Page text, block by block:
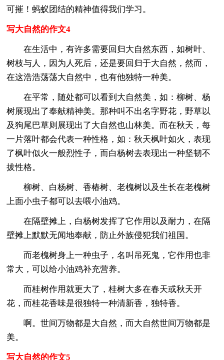
可摧！蚂蚁团结的精神值得我们学习。
写大自然的作文4
在生活中，有许多需要回归大自然东西，如树叶、
树枝与人，因为人死后，还是要回归于大自然，然而，
在这浩浩荡荡大自然中，也有他独特一种美。
在平常，随处都可以看到大自然美，如：柳树、杨
树展现出了奉献精神美。那种叫不出名字野花，野草以
及狗尾巴草则展现出了大自然也山林美。而在秋天，每
一片落叶都会代表一种性格，如：秋天枫叶如火，表现
了枫叶似火一般烈性子，而白杨树去表现出一种坚韧不
拔性格。
柳树、白杨树、香椿树、老槐树以及生长在老槐树
上面小虫子都可以去喂小油鸡。
在隔壁摊上，白杨树发挥了它作用以及耐力，在隔
壁摊上默默无闻地奉献，防止外族侵犯我们祖国。
而老槐树身上一种虫子，名叫吊死鬼，它作用也非
常大，可以给小油鸡补充营养。
而桂树作用就更大了，桂树大多在春天或秋天开
花，而桂花香味是很独特一种清新香，独特香。
啊。世间万物都是大自然，而大自然世间万物都是
美。
写大自然的作文5